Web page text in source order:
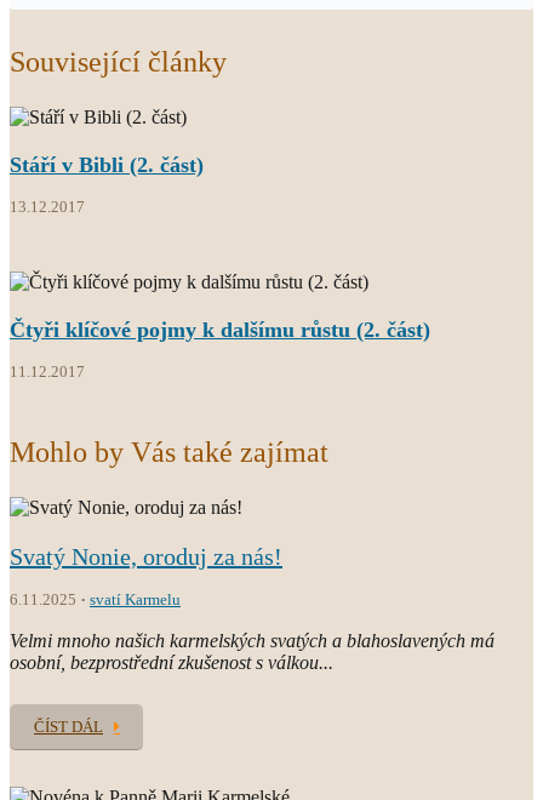
Související články
Stáří v Bibli (2. část)
13.12.2017
Čtyři klíčové pojmy k dalšímu růstu (2. část)
11.12.2017
Mohlo by Vás také zajímat
Svatý Nonie, oroduj za nás!
6.11.2025 svatí Karmelu
Velmi mnoho našich karmelských svatých a blahoslavených má
osobní, bezprostřední zkušenost s válkou...
ČÍST DÁL